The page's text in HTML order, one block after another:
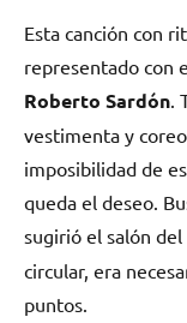
Esta canción con
representado con
Roberto Sardón.
vestimenta y
imposibilidad de
queda el deseo.
sugirió el salón del
circular, era
puntos.